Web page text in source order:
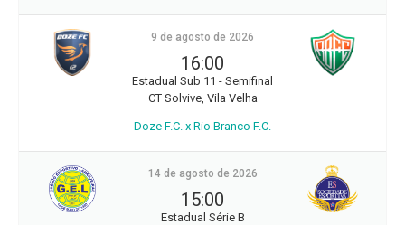
9 de agosto de 2026
16:00
Estadual Sub 11 - Semifinal
CT Solvive, Vila Velha
Doze F.C. x Rio Branco F.C.
14 de agosto de 2026
15:00
Estadual Série B